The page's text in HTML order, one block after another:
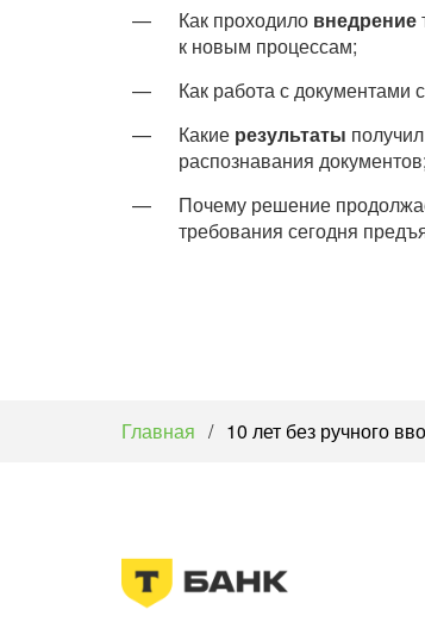
Как проходило внедрение
к новым процессам;
Как работа с документами
Какие результаты
распознавания документов;
Почему решение
требования сегодня
Главная / 10 лет без ручного